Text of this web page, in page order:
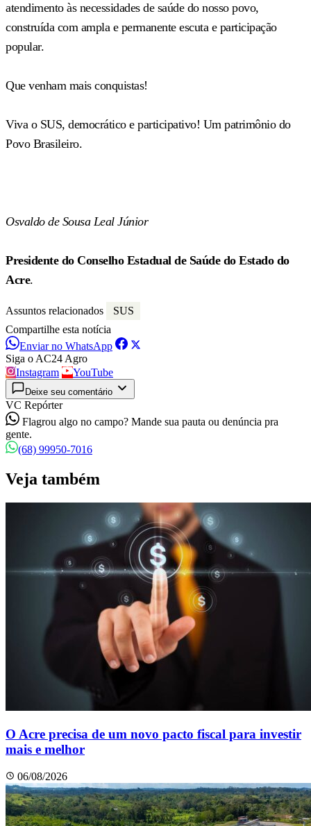
atendimento às necessidades de saúde do nosso povo,
construída com ampla e permanente escuta e participação
popular.
Que venham mais conquistas!
Viva o SUS, democrático e participativo! Um patrimônio do
Povo Brasileiro.
Osvaldo de Sousa Leal Júnior
Presidente do Conselho Estadual de Saúde do Estado do
Acre.
Assuntos relacionados
SUS
Compartilhe esta notícia
Enviar no WhatsApp
Siga o AC24 Agro
Instagram
YouTube
Deixe seu comentário
VC Repórter
Flagrou algo no campo? Mande sua pauta ou denúncia pra
gente.
(68) 99950-7016
Veja também
O Acre precisa de um novo pacto fiscal para investir
mais e melhor
06/08/2026